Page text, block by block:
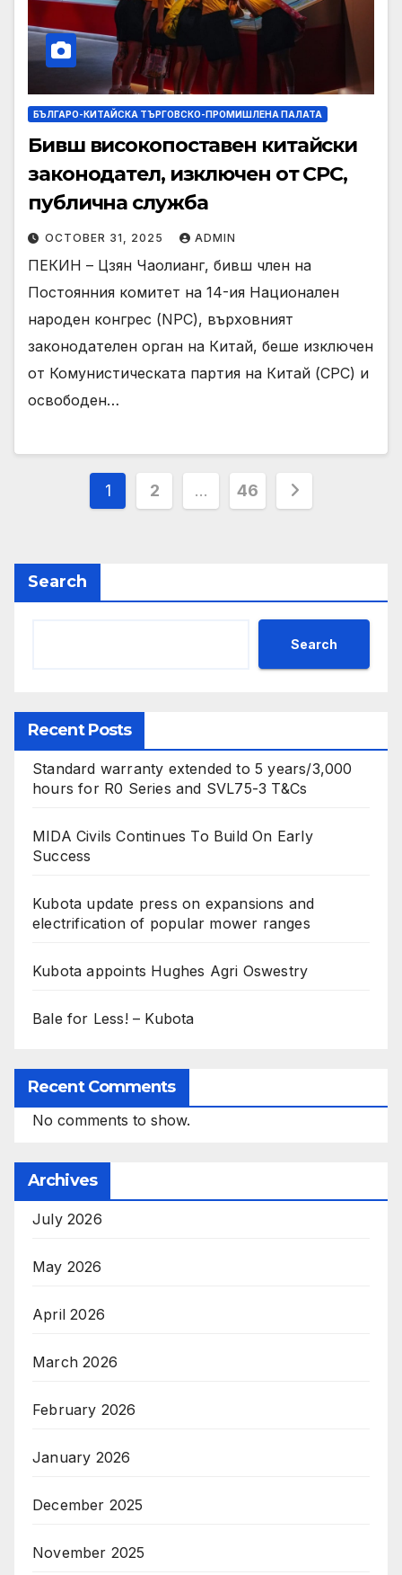
БЪЛГАРО-КИТАЙСКА ТЪРГОВСКО-ПРОМИШЛЕНА ПАЛАТА
Бивш високопоставен китайски
законодател, изключен от CPC,
публична служба
OCTOBER 31, 2025 ADMIN
ПЕКИН – Цзян Чаолианг, бивш член на
Постоянния комитет на 14-ия Национален
народен конгрес (NPC), върховният
законодателен орган на Китай, беше изключен
от Комунистическата партия на Китай (CPC) и
освободен…
Posts
1 2 … 46
Search
Search
Recent Posts
Standard warranty extended to 5 years/3,000
hours for R0 Series and SVL75-3 T&Cs
MIDA Civils Continues To Build On Early
Success
Kubota update press on expansions and
electrification of popular mower ranges
Kubota appoints Hughes Agri Oswestry
Bale for Less! – Kubota
Recent Comments
No comments to show.
Archives
July 2026
May 2026
April 2026
March 2026
February 2026
January 2026
December 2025
November 2025